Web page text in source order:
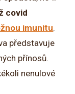
covid
imunitu.
představuje
přínosů.
nenulové